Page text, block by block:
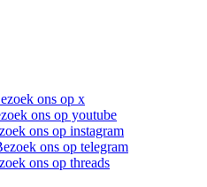
ons op x
ons op youtube
ons op instagram
ons op telegram
ons op threads